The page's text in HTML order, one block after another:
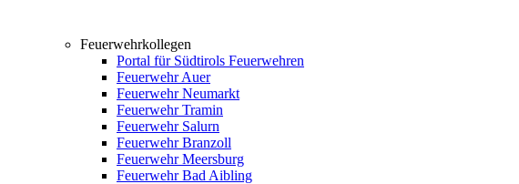
Feuerwehrkollegen
Portal für Südtirols Feuerwehren
Feuerwehr Auer
Feuerwehr Neumarkt
Feuerwehr Tramin
Feuerwehr Salurn
Feuerwehr Branzoll
Feuerwehr Meersburg
Feuerwehr Bad Aibling